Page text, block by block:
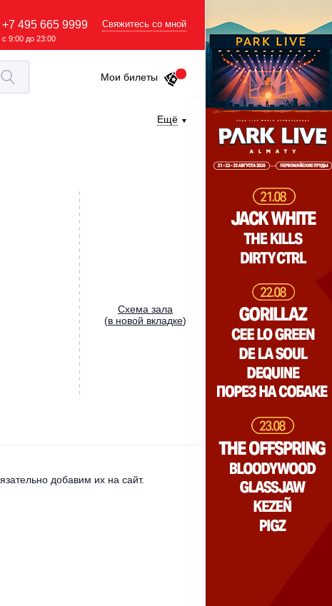
+7 495 665 9999
с 9:00 до 23:00
Свяжитесь со мной
Мои билеты
Ещё
Cхема зала
(в новой вкладке)
добавим их на сайт.